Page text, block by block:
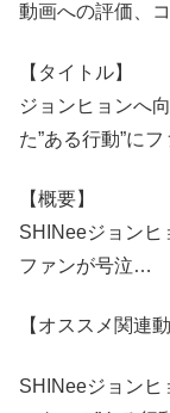
動画への評価、
【タイトル】
ジョンヒョンへ
た”ある行動”に
【概要】
SHINeeジョンヒ
ファンが号泣…
【オススメ関連動
SHINeeジョンヒ